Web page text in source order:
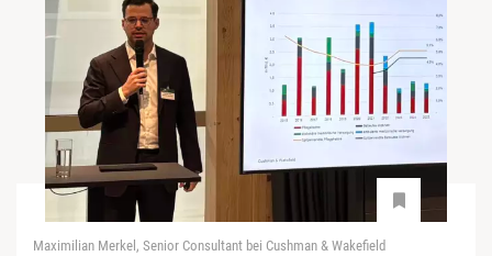
Maximilian Merkel, Senior Consultant bei Cushman & Wakefield